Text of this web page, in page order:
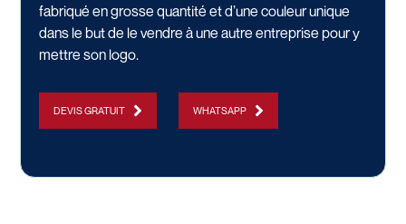
fabriqué en grosse quantité et d’une couleur unique
dans le but de le vendre à une autre entreprise pour y
mettre son logo.
DEVIS GRATUIT WHATSAPP